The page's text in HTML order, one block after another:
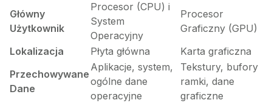
Główny
Użytkownik
Procesor (CPU) i
System
Operacyjny
Procesor
Graficzny (GPU)
Lokalizacja
Płyta główna
Karta graficzna
Przechowywane
Dane
Aplikacje, system,
ogólne dane
operacyjne
Tekstury, bufory
ramki, dane
graficzne